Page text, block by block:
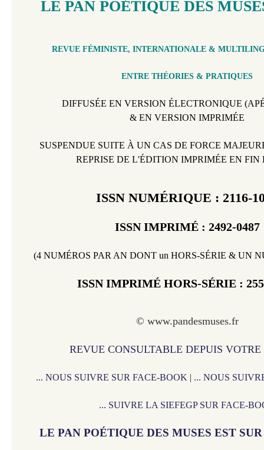
LE PAN POÉTIQUE DES
REVUE FÉMINISTE, INTERNATIONALE &
ENTRE THÉORIES & PRATIQUES
DIFFUSÉE EN VERSION ÉLECTRONIQUE (
& EN VERSION IMPRIMÉE
SUSPENDUE SUITE À UN CAS DE FORCE
REPRISE DE L'ÉDITION IMPRIMÉE EN FIN
ISSN NUMÉRIQUE : 2116-
ISSN IMPRIMÉ : 2492-0487
(4 NUMÉROS PAR AN DONT un HORS-SÉRIE & UN
ISSN IMPRIMÉ HORS-SÉRIE :
© www.pandesmuses.fr
REVUE CONSULTABLE DEPUIS
... NOUS SUIVRE SUR FACE-BOOK | ... NOUS
... SUIVRE LA SIEFEGP SUR FACE-
LE PAN POÉTIQUE DES MUSES EST